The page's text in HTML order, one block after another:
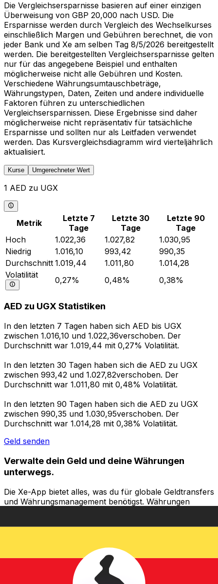
Die Vergleichsersparnisse basieren auf einer einzigen
Überweisung von GBP 20,000 nach USD. Die
Ersparnisse werden durch Vergleich des Wechselkurses
einschließlich Margen und Gebühren berechnet, die von
jeder Bank und Xe am selben Tag 8/5/2026 bereitgestellt
werden. Die bereitgestellten Vergleichsersparnisse gelten
nur für das angegebene Beispiel und enthalten
möglicherweise nicht alle Gebühren und Kosten.
Verschiedene Währungsumtauschbeträge,
Währungstypen, Daten, Zeiten und andere individuelle
Faktoren führen zu unterschiedlichen
Vergleichsersparnissen. Diese Ergebnisse sind daher
möglicherweise nicht repräsentativ für tatsächliche
Ersparnisse und sollten nur als Leitfaden verwendet
werden. Das Kursvergleichsdiagramm wird vierteljährlich
aktualisiert.
Kurse Umgerechneter Wert
1 AED zu UGX
Metrik
Letzte 7
Tage
Letzte 30
Tage
Letzte 90
Tage
Hoch
1.022,36 1.027,82
1.030,95
Niedrig
1.016,10 993,42
990,35
Durchschnitt 1.019,44 1.011,80
1.014,28
Volatilität
0,27% 0,48% 0,38%
AED zu UGX Statistiken
In den letzten 7 Tagen haben sich AED bis UGX
zwischen 1.016,10 und 1.022,36verschoben. Der
Durchschnitt war 1.019,44 mit 0,27% Volatilität.
In den letzten 30 Tagen haben sich die AED zu UGX
zwischen 993,42 und 1.027,82verschoben. Der
Durchschnitt war 1.011,80 mit 0,48% Volatilität.
In den letzten 90 Tagen haben sich die AED zu UGX
zwischen 990,35 und 1.030,95verschoben. Der
Durchschnitt war 1.014,28 mit 0,38% Volatilität.
Geld senden
Verwalte dein Geld und deine Währungen
unterwegs.
Die Xe-App bietet alles, was du für globale Geldtransfers
und Währungsmanagement benötigst. Währungen